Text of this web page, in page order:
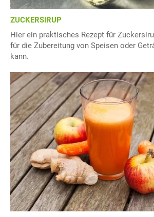
ZUCKERSIRUP
Hier ein praktisches Rezept für
für die Zubereitung von Speisen oder
kann.